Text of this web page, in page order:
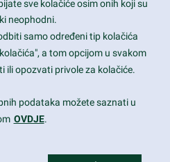
Reserved
sve kolačiće osim onih koji su
neophodni.
samo određeni tip kolačića
a tom opcijom u svakom
ili opozvati privole za kolačiće.
podataka možete saznati u
OVDJE.